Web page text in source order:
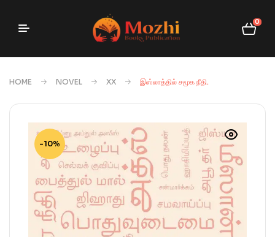
0
HOME NOVEL XX இஸ்லாத்தில் சமூக நீதி.
-10%